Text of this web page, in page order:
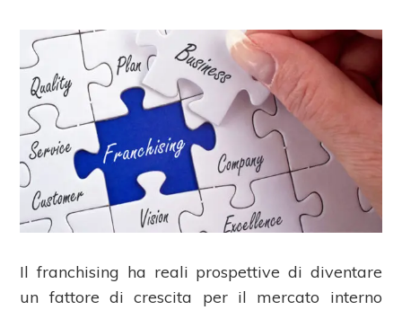
Il franchising ha reali prospettive di diventare
un fattore di crescita per il mercato interno